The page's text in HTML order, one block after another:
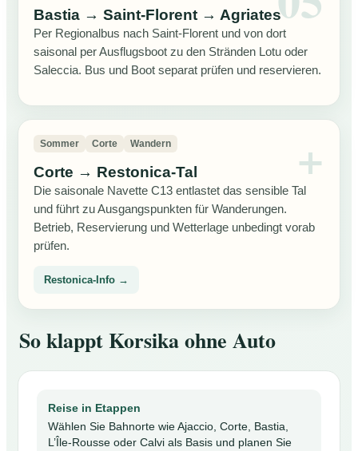
Bastia → Saint-Florent → Agriates
Per Regionalbus nach Saint-Florent und von dort
saisonal per Ausflugsboot zu den Stränden Lotu oder
Saleccia. Bus und Boot separat prüfen und reservieren.
Sommer Corte Wandern
Corte → Restonica-Tal
Die saisonale Navette C13 entlastet das sensible Tal
und führt zu Ausgangspunkten für Wanderungen.
Betrieb, Reservierung und Wetterlage unbedingt vorab
prüfen.
Restonica-Info →
So klappt Korsika ohne Auto
Reise in Etappen
Wählen Sie Bahnorte wie Ajaccio, Corte, Bastia,
L’Île-Rousse oder Calvi als Basis und planen Sie